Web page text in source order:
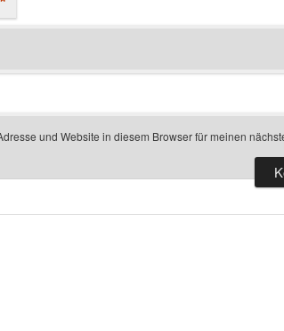
und Website in diesem Browser für meinen